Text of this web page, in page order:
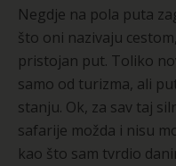
Negdje na pola puta
što oni nazivaju
pristojan put. Toliko
samo od turizma, ali
stanju. Ok, za sav taj
safarije možda i nisu
kao što sam tvrdio